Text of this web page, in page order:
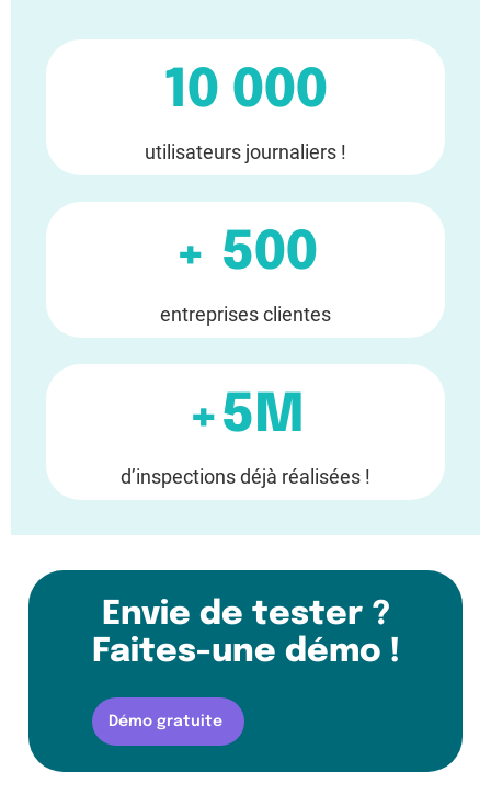
10 000
utilisateurs journaliers !
+ 500
entreprises clientes
+5M
d’inspections déjà réalisées !
Envie de tester ?
Faites-une démo !
Démo gratuite